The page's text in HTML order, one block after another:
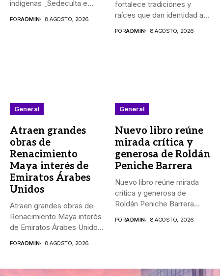
indígenas _Sedeculta e
PORADMIN 8 AGOSTO, 2026
fortalece tradiciones y
raíces que dan identidad a
PORADMIN 8 AGOSTO, 2026
General
Atraen grandes
obras de
Renacimiento
Maya interés de
Emiratos Árabes
Unidos
Atraen grandes obras de
Renacimiento Maya interés
de Emiratos Árabes Unidos
PORADMIN 8 AGOSTO, 2026
General
Nuevo libro reúne
mirada crítica y
generosa de Roldán
Peniche Barrera
Nuevo libro reúne mirada
crítica y generosa de
Roldán Peniche Barrera
PORADMIN 8 AGOSTO, 2026